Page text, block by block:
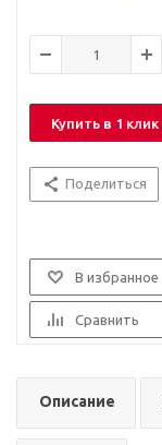
Купить в 1 клик
Поделиться
В избранное
Сравнить
Описание